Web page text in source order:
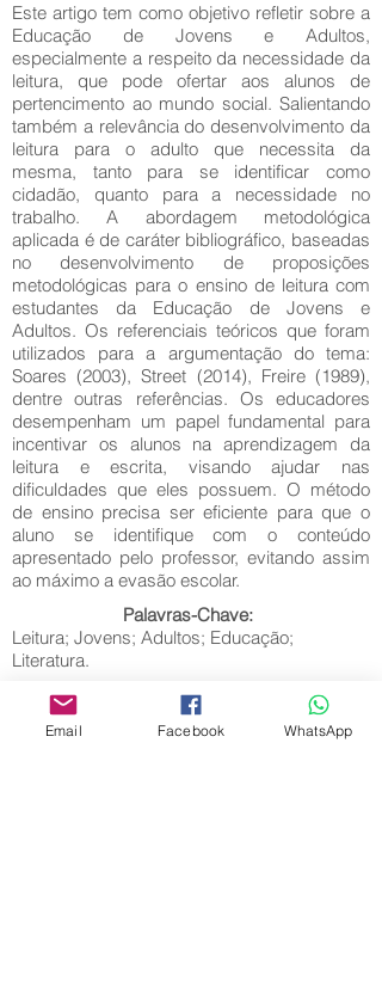
Este artigo tem como objetivo refletir sobre a
Educação de Jovens e Adultos,
especialmente a respeito da necessidade da
leitura, que pode ofertar aos alunos de
pertencimento ao mundo social. Salientando
também a relevância do desenvolvimento da
leitura para o adulto que necessita da
mesma, tanto para se identificar como
cidadão, quanto para a necessidade no
trabalho. A abordagem metodológica
aplicada é de caráter bibliográfico, baseadas
no desenvolvimento de proposições
metodológicas para o ensino de leitura com
estudantes da Educação de Jovens e
Adultos. Os referenciais teóricos que foram
utilizados para a argumentação do tema:
Soares (2003), Street (2014), Freire (1989),
dentre outras referências. Os educadores
desempenham um papel fundamental para
incentivar os alunos na aprendizagem da
leitura e escrita, visando ajudar nas
dificuldades que eles possuem. O método
de ensino precisa ser eficiente para que o
aluno se identifique com o conteúdo
apresentado pelo professor, evitando assim
ao máximo a evasão escolar.
Palavras-Chave:
Leitura; Jovens; Adultos; Educação;
Literatura.
Email Facebook WhatsApp